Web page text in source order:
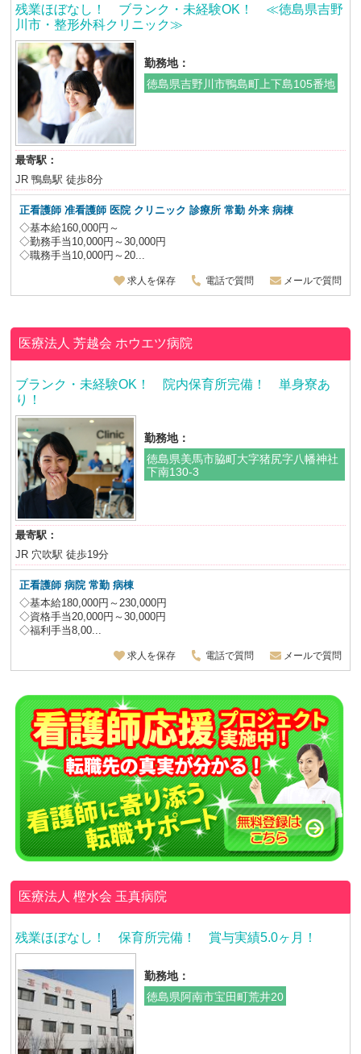
残業ほぼなし！ ブランク・未経験OK！ ≪徳島県吉野
川市・整形外科クリニック≫
勤務地：
徳島県吉野川市鴨島町上下島105番地
最寄駅：
JR 鴨島駅 徒歩8分
正看護師 准看護師 医院 クリニック 診療所 常勤 外来 病棟
◇基本給160,000円～
◇勤務手当10,000円～30,000円
◇職務手当10,000円～20...
求人を保存 電話で質問 メールで質問
医療法人 芳越会 ホウエツ病院
ブランク・未経験OK！ 院内保育所完備！ 単身寮あ
り！
勤務地：
徳島県美馬市脇町大字猪尻字八幡神社
下南130-3
最寄駅：
JR 穴吹駅 徒歩19分
正看護師 病院 常勤 病棟
◇基本給180,000円～230,000円
◇資格手当20,000円～30,000円
◇福利手当8,00...
求人を保存 電話で質問 メールで質問
医療法人 樫水会 玉真病院
残業ほぼなし！ 保育所完備！ 賞与実績5.0ヶ月！
勤務地：
徳島県阿南市宝田町荒井20